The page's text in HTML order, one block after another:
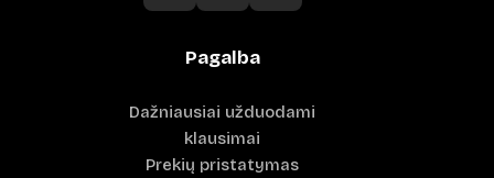
Pagalba
Dažniausiai užduodami
klausimai
Prekių pristatymas